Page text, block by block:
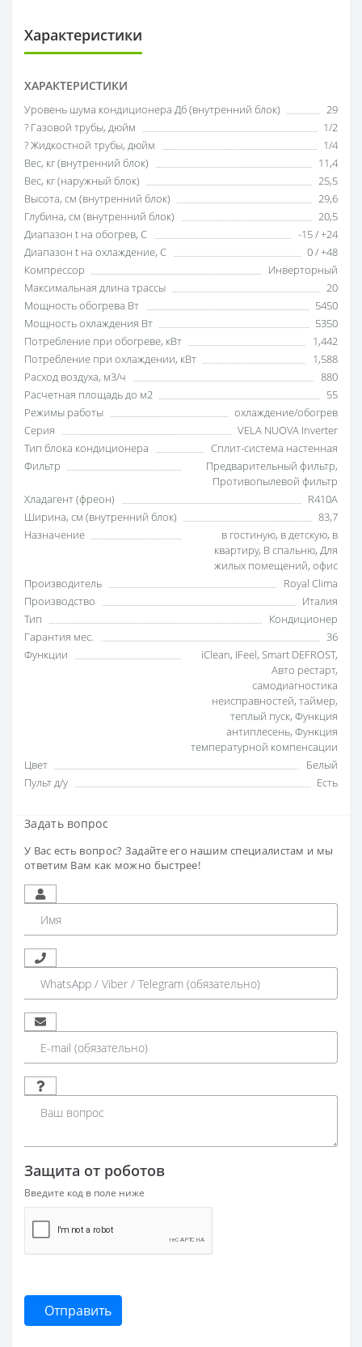
Характеристики
ХАРАКТЕРИСТИКИ
Уровень шума кондиционера Дб (внутренний блок)
29
? Газовой трубы, дюйм
1/2
? Жидкостной трубы, дюйм
1/4
Вес, кг (внутренний блок)
11,4
Вес, кг (наружный блок)
25,5
Высота, см (внутренний блок)
29,6
Глубина, см (внутренний блок)
20,5
Диапазон t на обогрев, С
-15 / +24
Диапазон t на охлаждение, С
0 / +48
Компрессор
Инверторный
Максимальная длина трассы
20
Мощность обогрева Вт
5450
Мощность охлаждения Вт
5350
Потребление при обогреве, кВт
1,442
Потребление при охлаждении, кВт
1,588
Расход воздуха, м3/ч
880
Расчетная площадь до м2
55
Режимы работы
охлаждение/обогрев
Серия
VELA NUOVA Inverter
Тип блока кондиционера
Сплит-система настенная
Фильтр
Предварительный фильтр,
Противопылевой фильтр
Хладагент (фреон)
R410A
Ширина, см (внутренний блок)
83,7
Назначение
в гостиную, в детскую, в
квартиру, В спальню, Для
жилых помещений, офис
Производитель
Royal Clima
Производство
Италия
Тип
Кондиционер
Гарантия мес.
36
Функции
iClean, IFeel, Smart DEFROST,
Авто рестарт,
самодиагностика
неисправностей, таймер,
теплый пуск, Функция
антиплесень, Функция
температурной компенсации
Цвет
Белый
Пульт д/у
Есть
Задать вопрос
У Вас есть вопрос? Задайте его нашим специалистам и мы
ответим Вам как можно быстрее!
Защита от роботов
Введите код в поле ниже
Отправить